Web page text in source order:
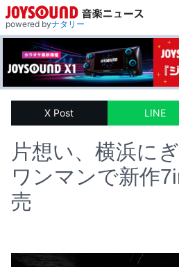
powered byナタリー
X Post LINE
片想い、横浜に
ワンマンで新作
売